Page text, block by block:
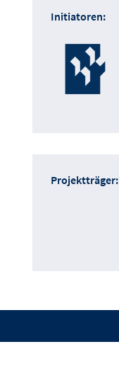
Initiatoren:
Projektträger: